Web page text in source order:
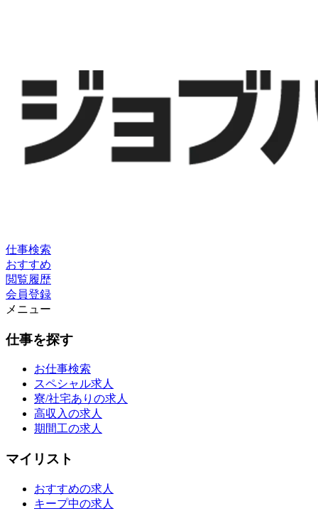
仕事検索
おすすめ
閲覧履歴
会員登録
メニュー
仕事を探す
お仕事検索
スペシャル求人
寮/社宅ありの求人
高収入の求人
期間工の求人
マイリスト
おすすめの求人
キープ中の求人